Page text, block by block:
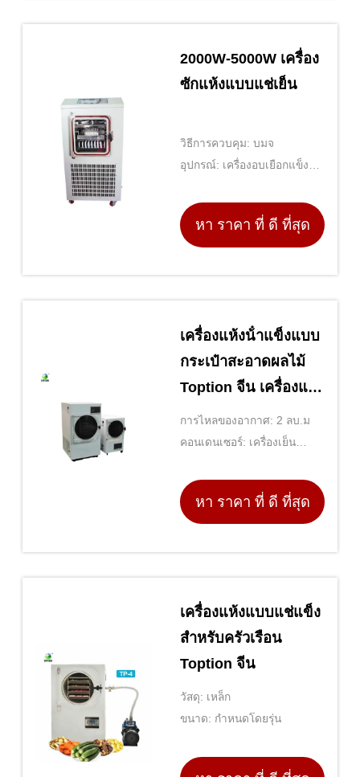
2000W-5000W เครื่อง
ซักแห้งแบบแช่เย็น
วิธีการควบคุม: บมจ
อุปกรณ์: เครื่องอบเยือกแข็ง
หา ราคา ที่ ดี ที่สุด
เครื่องแห้งน้ําแข็งแบบ
กระเป๋าสะอาดผลไม้
Toption จีน เครื่องแห้ง
น้ําแข็งขนาดเล็กการไหลของอากาศ: 2 ลบ.ม
คอนเดนเซอร์: เครื่องเย็น
หา ราคา ที่ ดี ที่สุด
เครื่องแห้งแบบแช่แข็ง
สําหรับครัวเรือน
Toption จีน
วัสดุ: เหล็ก
ขนาด: กำหนดโดยรุ่น